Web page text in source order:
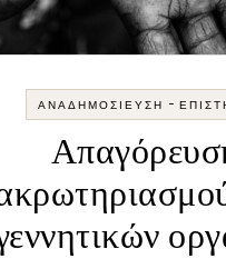
ΑΝΑΔΗΜΟΣΊΕΥΣΗ -